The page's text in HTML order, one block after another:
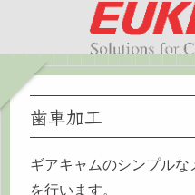
歯車加工
ギアキャムのシンプル
を行います。